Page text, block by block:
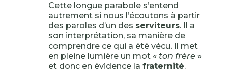
Cette longue parabole s’entend
autrement si nous l’écoutons à partir
des paroles d’un des serviteurs. Il a
son interprétation, sa manière de
comprendre ce qui a été vécu. Il met
en pleine lumière un mot « ton frère»
et donc en évidence la fraternité.